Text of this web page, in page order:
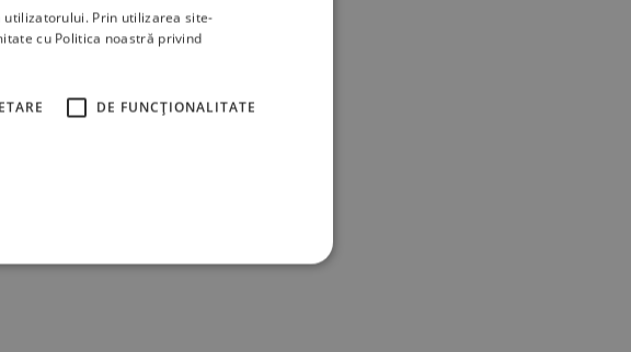
Prin utilizarea site-
cu Politica noastră privind
DE FUNCŢIONALITATE